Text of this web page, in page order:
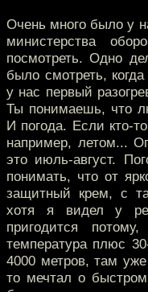
Очень много было у
министерства
посмотреть. Одно
было смотреть,
у нас первый
Ты понимаешь, что
И погода. Если кто-
например, летом...
это июль-август.
понимать, что от
защитный крем, с
хотя я видел у
пригодится
температура плюс
4000 метров, там
то мечтал о